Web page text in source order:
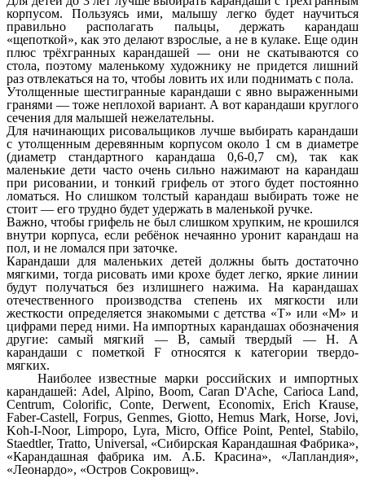
корпусом. Пользуясь ими, малышу легко будет научиться
правильно располагать пальцы, держать карандаш
«щепоткой», как это делают взрослые, а не в кулаке. Еще один
плюс трёхгранных карандашей — они не скатываются со
стола, поэтому маленькому художнику не придется лишний
раз отвлекаться на то, чтобы ловить их или поднимать с пола.
Утолщенные шестигранные карандаши с явно выраженными
гранями — тоже неплохой вариант. А вот карандаши круглого
сечения для малышей нежелательны.
Для начинающих рисовальщиков лучше выбирать карандаши
с утолщенным деревянным корпусом около 1 см в диаметре
(диаметр стандартного карандаша 0,6-0,7 см), так как
маленькие дети часто очень сильно нажимают на карандаш
при рисовании, и тонкий грифель от этого будет постоянно
ломаться. Но слишком толстый карандаш выбирать тоже не
стоит — его трудно будет удержать в маленькой ручке.
Важно, чтобы грифель не был слишком хрупким, не крошился
внутри корпуса, если ребёнок нечаянно уронит карандаш на
пол, и не ломался при заточке.
Карандаши для маленьких детей должны быть достаточно
мягкими, тогда рисовать ими крохе будет легко, яркие линии
будут получаться без излишнего нажима. На карандашах
отечественного производства степень их мягкости или
жесткости определяется знакомыми с детства «Т» или «М» и
цифрами перед ними. На импортных карандашах обозначения
другие: самый мягкий — B, самый твердый — H. А
карандаши с пометкой F относятся к категории твердо-
мягких.
Наиболее известные марки российских и импортных
карандашей: Adel, Alpino, Boom, Caran D'Ache, Carioca Land,
Centrum, Colorific, Conte, Derwent, Economix, Erich Krause,
Faber-Castell, Forpus, Genmes, Giotto, Hemus Mark, Horse, Jovi,
Koh-I-Noor, Limpopo, Lyra, Micro, Office Point, Pentel, Stabilo,
Staedtler, Tratto, Universal, «Сибирская Карандашная Фабрика»,
«Карандашная фабрика им. А.Б. Красина», «Лапландия»,
«Леонардо», «Остров Сокровищ».